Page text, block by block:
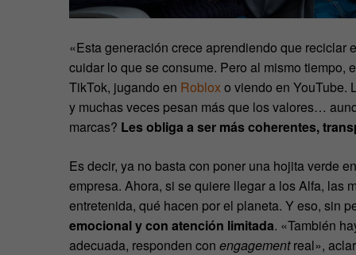
«Esta generación crece aprendiendo que reciclar
cuidar lo que se consume. Pero al mismo tiempo,
TikTok, jugando en Robloxo viendo en YouTube.
y muchas veces pesan más que los valores…
marcas? Les obliga a ser más coherentes,
Es decir, ya no basta con poner una hojita verde
empresa. Ahora, si se quiere llegar a los Alfa, las
entretenida, qué hacen por el planeta. Y eso, sin
emocional y con atención limitada. «También
adecuada, responden con engagementreal»,